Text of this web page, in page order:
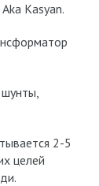
Kasyan.
2-5
целей